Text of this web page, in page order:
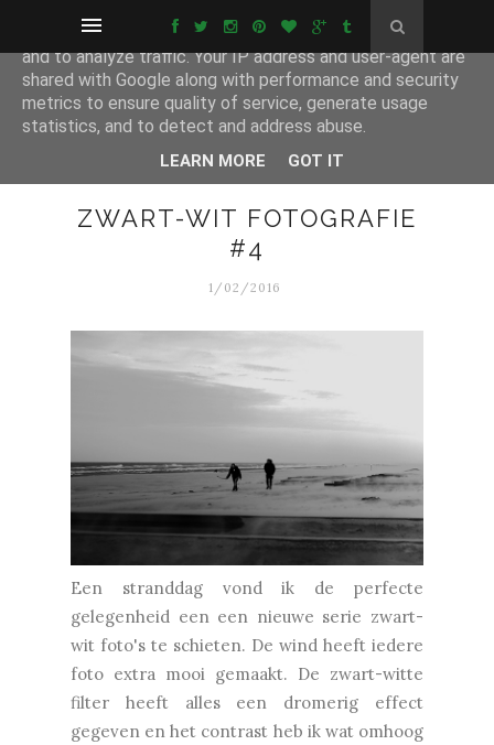
ZWART-WIT FOTOGRAFIE
#4
1/02/2016
Een stranddag vond ik de perfecte
gelegenheid een een nieuwe serie zwart-
wit foto's te schieten. De wind heeft iedere
foto extra mooi gemaakt. De zwart-witte
filter heeft alles een dromerig effect
gegeven en het contrast heb ik wat omhoog
This site uses cookies from Google to deliver its services
and to analyze traffic. Your IP address and user-agent are
shared with Google along with performance and security
metrics to ensure quality of service, generate usage
statistics, and to detect and address abuse.
LEARN MORE GOT IT